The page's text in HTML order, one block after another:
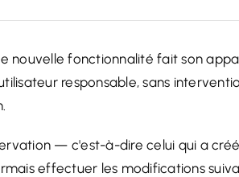
nouvelle fonctionnalité fait son
responsable, sans
— c'est-à-dire celui qui a
effectuer les modifications